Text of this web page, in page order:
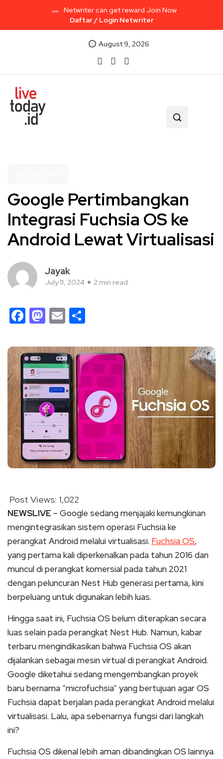
Netwriter can get reward Join Now
Daftar / Login Netwriter
August 9, 2026
Google Pertimbangkan
Integrasi Fuchsia OS ke
Android Lewat Virtualisasi
Jayak
July 11, 2024 2 min read
Facebook
Mastodon
Email
Post Views: 1,022
NEWSLIVE – Google sedang menjajaki kemungkinan
mengintegrasikan sistem operasi Fuchsia ke
perangkat Android melalui virtualisasi. Fuchsia OS,
yang pertama kali diperkenalkan pada tahun 2016 dan
muncul di perangkat komersial pada tahun 2021
dengan peluncuran Nest Hub generasi pertama, kini
berpeluang untuk digunakan lebih luas.
Hingga saat ini, Fuchsia OS belum diterapkan secara
luas selain pada perangkat Nest Hub. Namun, kabar
terbaru mengindikasikan bahwa Fuchsia OS akan
dijalankan sebagai mesin virtual di perangkat Android.
Google diketahui sedang mengembangkan proyek
baru bernama “microfuchsia” yang bertujuan agar OS
Fuchsia dapat berjalan pada perangkat Android melalui
virtualisasi. Lalu, apa sebenarnya fungsi dari langkah
ini?
Fuchsia OS dikenal lebih aman dibandingkan OS lainnya.